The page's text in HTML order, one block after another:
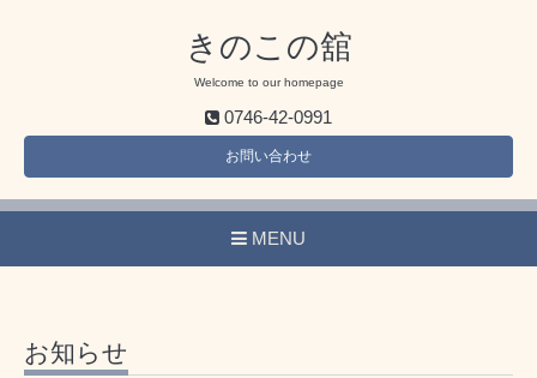
きのこの舘
Welcome to our homepage
0746-42-0991
お問い合わせ
MENU
お知らせ